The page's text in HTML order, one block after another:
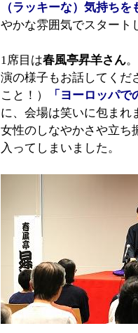
（ラッキーな）気持ち
やかな雰囲気でスタート
1席目は春風亭昇羊さん
演の様子もお話してくだ
こと！）
「ヨーロッパ
に、会場は笑いに包まれ
女性のしなやかさや立ち
入ってしまいました。